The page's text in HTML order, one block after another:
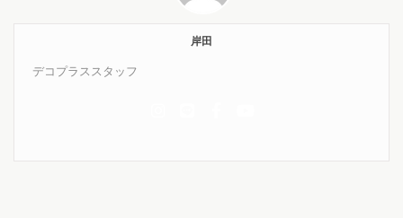
岸田
デコプラススタッフ